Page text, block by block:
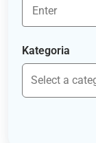
Kategoria